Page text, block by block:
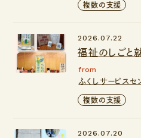
複数の支援
福祉のしごと就
2026.07.22
from
ふくしサービスセ
複数の支援
2026.07.20